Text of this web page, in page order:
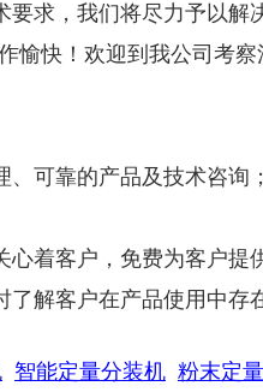
求，我们将尽力予以解
愉快！欢迎到我公司考
、可靠的产品及技术咨
心着客户，免费为客户提
了解客户在产品使用中存
智能定量分装机 粉末定